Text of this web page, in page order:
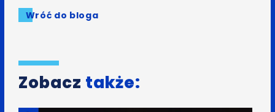
Wróć do bloga
Zobacz także: